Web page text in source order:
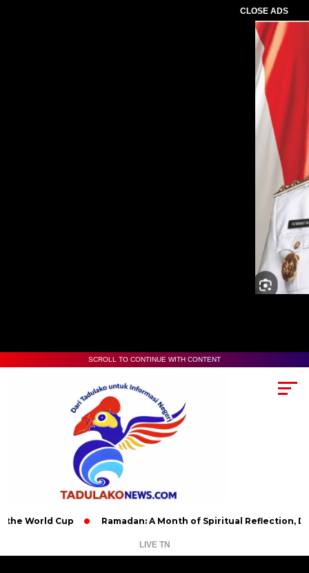
CLOSE ADS
SCROLL TO CONTINUE WITH CONTENT
Cup Ramadan: A Month of Spiritual Reflection, Devotion,
LIVE TN